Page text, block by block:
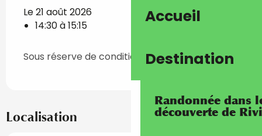
Accueil
Destination
Randonnée dans
découverte de
Le 21 août 2026
14:30 à 15:15
Sous réserve de conditions météo favorables
Localisation